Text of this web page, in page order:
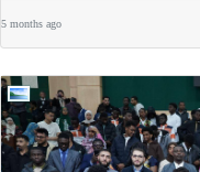
5 months ago